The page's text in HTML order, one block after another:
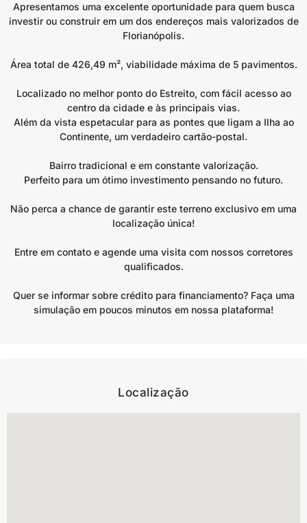
Apresentamos uma excelente oportunidade para quem busca
investir ou construir em um dos endereços mais valorizados de
Florianópolis.
Área total de 426,49 m², viabilidade máxima de 5 pavimentos.
Localizado no melhor ponto do Estreito, com fácil acesso ao
centro da cidade e às principais vias.
Além da vista espetacular para as pontes que ligam a Ilha ao
Continente, um verdadeiro cartão-postal.
Bairro tradicional e em constante valorização.
Perfeito para um ótimo investimento pensando no futuro.
Não perca a chance de garantir este terreno exclusivo em uma
localização única!
Entre em contato e agende uma visita com nossos corretores
qualificados.
Quer se informar sobre crédito para financiamento? Faça uma
simulação em poucos minutos em nossa plataforma!
Localização